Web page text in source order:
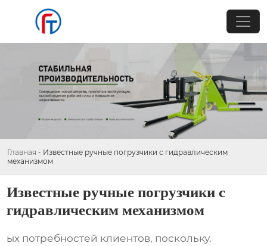
Главная - Известные ручные погрузчики с гидравлическим
механизмом
Известные ручные погрузчики с
гидравлическим механизмом
ых потребностей клиентов, поскольку.